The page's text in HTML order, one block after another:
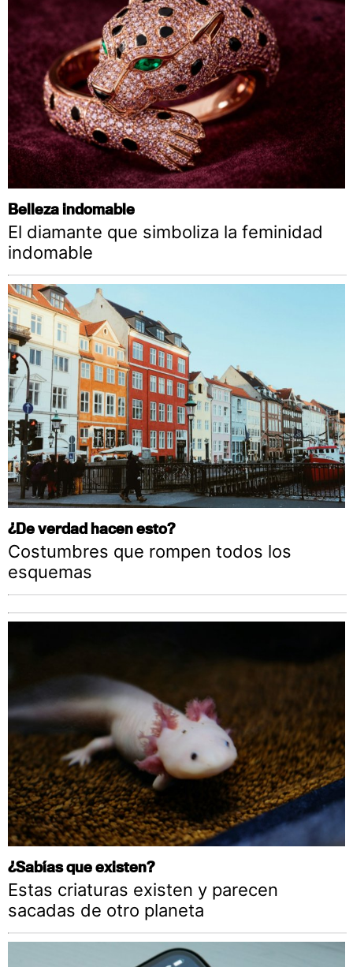
Belleza indomable
El diamante que simboliza la feminidad
indomable
¿De verdad hacen esto?
Costumbres que rompen todos los
esquemas
¿Sabías que existen?
Estas criaturas existen y parecen
sacadas de otro planeta